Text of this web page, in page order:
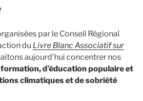
par le Conseil Régional
du Livre Blanc Associatif sur
aujourd’hui concentrer nos
d’éducation populaire et
climatiques et de sobriété